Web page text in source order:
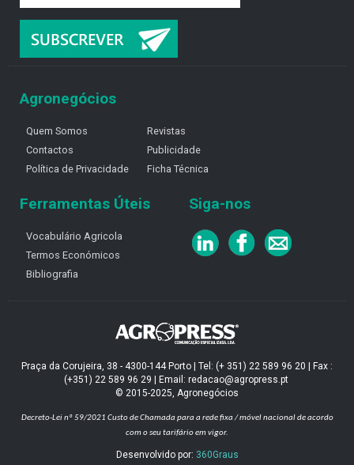
Agronegócios
Quem Somos
Contactos
Política de Privacidade
Revistas
Publicidade
Ficha Técnica
Ferramentas Úteis
Vocabulário Agricola
Termos Económicos
Bibliografia
Siga-nos
Praça da Corujeira, 38 - 4300-144 Porto | Tel: (+ 351) 22 589 96 20 | Fax :
(+351) 22 589 96 29 | Email: redacao@agropress.pt
© 2015-2025, Agronegócios
Decreto-Lei nº 59/2021 Custo de Chamada para a rede fixa / móvel nacional de acordo
com o seu tarifário em vigor.
Desenvolvido por: 360Graus